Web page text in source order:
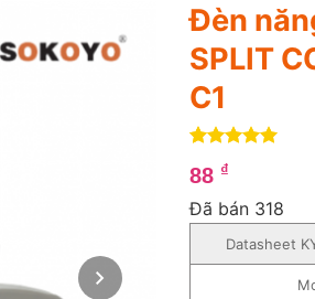
Đèn
SPLIT
C1
trên 5
dựa trên
88 ₫
Đã bán 318
Datasheet